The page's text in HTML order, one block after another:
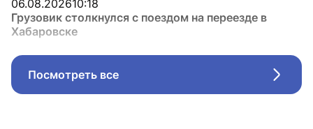
06.08.202610:18
Грузовик столкнулся с поездом на переезде в
Хабаровске
Посмотреть все